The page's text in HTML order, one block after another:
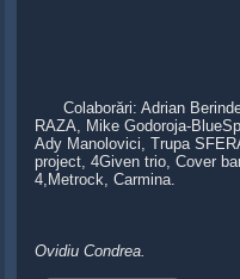
Colaborări: Adrian
RAZA, Mike Godoroja-
Ady Manolovici, Trupa
project, 4Given trio, Cover
4,Metrock, Carmina.
Ovidiu Condrea.